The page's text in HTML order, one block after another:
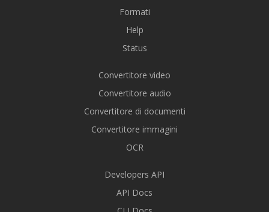
Formati
Help
Status
Convertitore video
Convertitore audio
Convertitore di documenti
Convertitore immagini
OCR
Developers API
API Docs